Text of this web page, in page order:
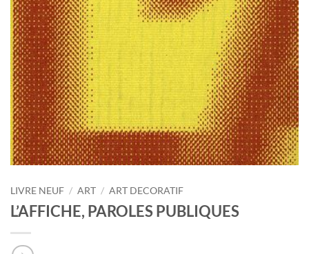
LIVRE NEUF / ART / ART DECORATIF
L’AFFICHE, PAROLES PUBLIQUES